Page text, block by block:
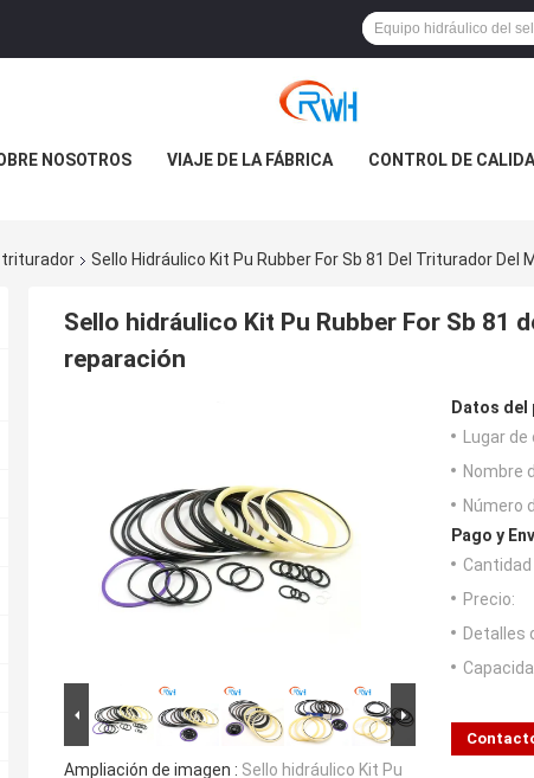
NOSOTROS VIAJE DE LA FÁBRICA CONTROL DE
triturador Sello Hidráulico Kit Pu Rubber For Sb 81 Del Triturador Del
Sello hidráulico Kit Pu Rubber For Sb 81
reparación
Ampliación de imagen : Sello hidráulico Kit Pu
Datos
Lugar de
Nombre
Número
Pago y
Precio:
Detalles